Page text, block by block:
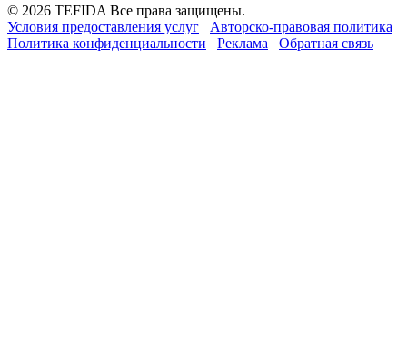
© 2026 TEFIDA Все права защищены.
Условия предоставления услуг
Авторско-правовая политика
Политика конфиденциальности
Реклама Обратная связь